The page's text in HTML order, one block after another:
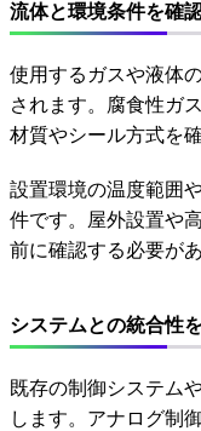
流体と環境条件を確
使用するガスや液体
されます。腐食性ガ
材質やシール方式を
設置環境の温度範囲
件です。屋外設置や
前に確認する必要があ
システムとの統合性
既存の制御システム
します。アナログ制